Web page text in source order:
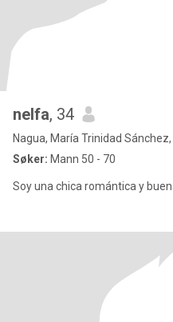
nelfa, 34
Nagua, María Trinidad
Søker: Mann 50 - 70
Soy una chica romántica y